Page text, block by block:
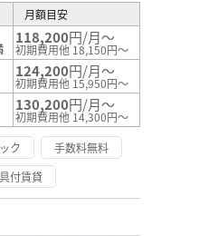
月額目安
118,200円/月～
初期費用他 18,150円～
124,200円/月～
初期費用他 15,950円～
130,200円/月～
初期費用他 14,300円～
ク
手数料無料
付賃貸